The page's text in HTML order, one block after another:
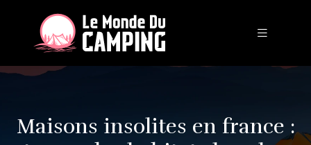
Maisons insolites en france :